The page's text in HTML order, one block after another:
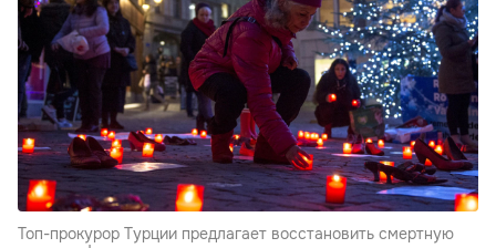
Топ-прокурор Турции предлагает восстановить смертную